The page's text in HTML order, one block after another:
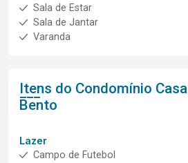
Sala de Estar
Sala de Jantar
Varanda
Itens do Condomínio Casa
Bento
Lazer
Campo de Futebol